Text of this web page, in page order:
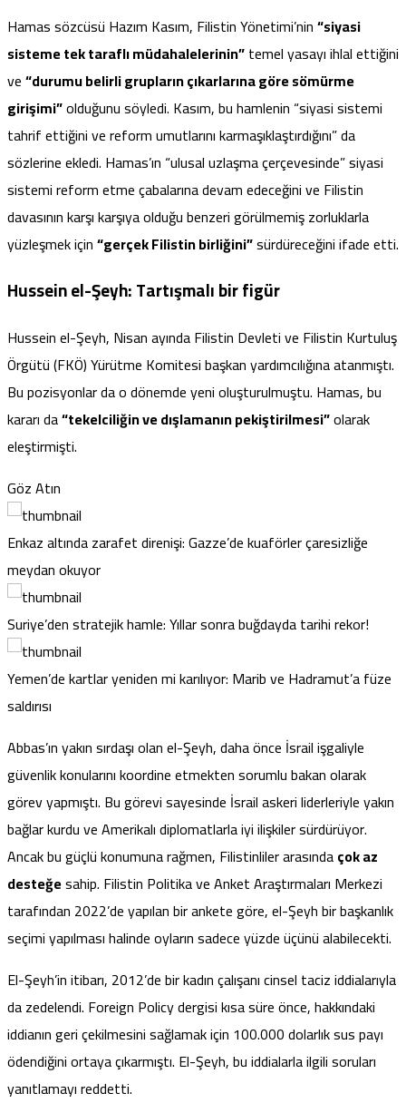
Hamas sözcüsü Hazım Kasım, Filistin Yönetimi’nin“siyasi
sisteme tek taraflı müdahalelerinin”temel yasayı ihlal ettiğini
ve“durumu belirli grupların çıkarlarına göre sömürme
girişimi”olduğunusöyledi. Kasım, bu hamlenin “siyasi sistemi
tahrif ettiğini ve reform umutlarını karmaşıklaştırdığını” da
sözlerine ekledi. Hamas’ın “ulusal uzlaşma çerçevesinde” siyasi
sistemi reform etme çabalarına devam edeceğini ve Filistin
davasının karşı karşıya olduğu benzeri görülmemiş zorluklarla
yüzleşmek için“gerçek Filistin birliğini”sürdüreceğiniifade etti.
Hussein el-Şeyh: Tartışmalı bir figür
Hussein el-Şeyh, Nisan ayında Filistin Devleti ve Filistin Kurtuluş
Örgütü (FKÖ) Yürütme Komitesi başkan yardımcılığına atanmıştı.
Bu pozisyonlar da o dönemde yeni oluşturulmuştu. Hamas, bu
kararı da“tekelciliğin ve dışlamanın pekiştirilmesi”olarak
eleştirmişti.
Göz Atın
Enkaz altında zarafet direnişi: Gazze’de kuaförler çaresizliğe
meydan okuyor
Suriye’den stratejik hamle: Yıllar sonra buğdayda tarihi rekor!
Yemen’de kartlar yeniden mi karılıyor: Marib ve Hadramut’a füze
saldırısı
Abbas’ın yakın sırdaşı olan el-Şeyh, daha önce İsrail işgaliyle
güvenlik konularını koordine etmekten sorumlu bakan olarak
görev yapmıştı. Bu görevi sayesinde İsrail askeri liderleriyle yakın
bağlar kurdu ve Amerikalı diplomatlarla iyi ilişkiler sürdürüyor.
Ancak bu güçlü konumuna rağmen, Filistinliler arasındaçok az
desteğesahip. Filistin Politika ve Anket Araştırmaları Merkezi
tarafından 2022’de yapılan birankete göre, el-Şeyh bir başkanlık
seçimi yapılması halinde oyların sadece yüzde üçünü alabilecekti.
El-Şeyh’in itibarı, 2012’de bir kadın çalışanı cinsel taciz iddialarıyla
da zedelendi. Foreign Policy dergisi kısa süre önce, hakkındaki
iddianın geri çekilmesini sağlamak için 100.000 dolarlık sus payı
ödendiğini ortaya çıkarmıştı. El-Şeyh, bu iddialarla ilgili soruları
yanıtlamayı reddetti.